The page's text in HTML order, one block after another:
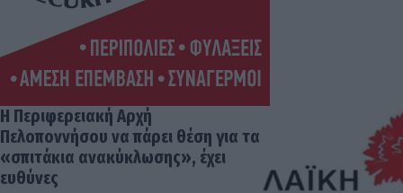
Η Περιφερειακή Αρχή
Πελοποννήσου να πάρει θέση για τα
«σπιτάκια ανακύκλωσης», έχει
ευθύνες